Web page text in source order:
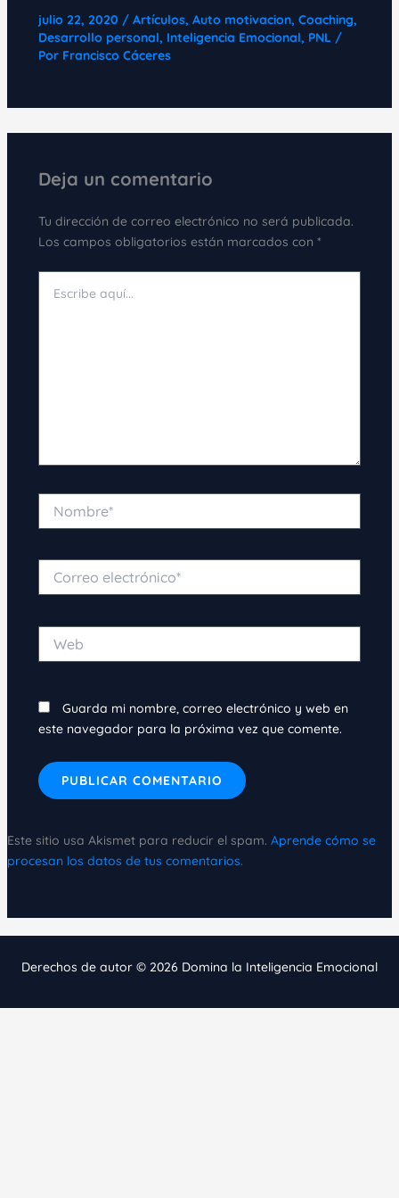
julio 22, 2020 / Artículos, Auto motivacion, Coaching,
Desarrollo personal, Inteligencia Emocional, PNL /
Por Francisco Cáceres
Deja un comentario
Tu dirección de correo electrónico no será publicada.
Los campos obligatorios están marcados con *
aquí...
electrónico*
Guarda mi nombre, correo electrónico y web en
este navegador para la próxima vez que comente.
Este sitio usa Akismet para reducir el spam. Aprende cómo se
procesan los datos de tus comentarios.
Derechos de autor © 2026 Domina la Inteligencia Emocional